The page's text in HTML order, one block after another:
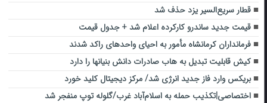
قطار سریع‌السیر یزد حذف شد
قیمت جدید ساندرو کارکرده اعلام شد + جدول قیمت
فرمانداران کرمانشاه مأمور به احیای واحد‌های راکد شدند
کیش قابلیت تبدیل به هاب صادرات دانش بنیانها را دارد
بریکس وارد فاز جدید انرژی شد/ مرکز دیجیتال کلید خورد
اختصاصی|تکذیب حمله به اسلام‌آباد غرب/گلوله توپ منفجر شد